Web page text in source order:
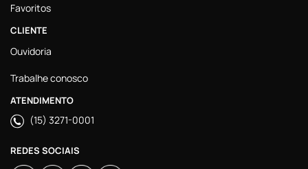
Favoritos
CLIENTE
Ouvidoria
Trabalhe conosco
ATENDIMENTO
(15) 3271-0001
REDES SOCIAIS